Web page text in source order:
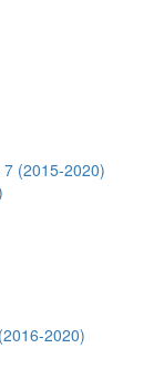
(2015-2020)
2020)